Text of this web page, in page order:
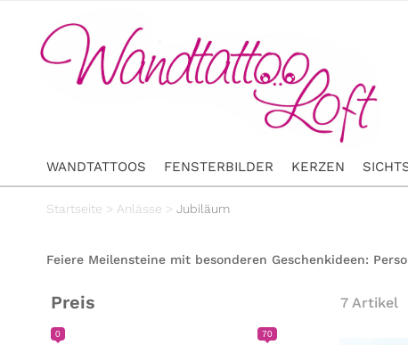
WANDTATTOOS FENSTERBILDER KERZEN
Startseite > Anlässe > Jubiläum
Feiere Meilensteine mit besonderen Geschenkideen:
Preis
0 70
7 Artikel